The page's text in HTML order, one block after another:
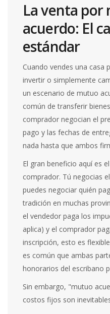
La venta
acuerdo: El
estándar
Cuando vendes una casa
invertir o simplemente
un escenario demutuo
común de transferir
comprador negocian el
pago y las fechas de
nada hasta que ambos
El gran beneficio aquí es
comprador. Tú negocias
puedes negociar quién
tradición en muchas
el vendedor paga los
aplica) y el comprador
inscripción, esto es
es común que ambas
honorarios del escribano
Sin embargo, "mutuo
costos fijos son